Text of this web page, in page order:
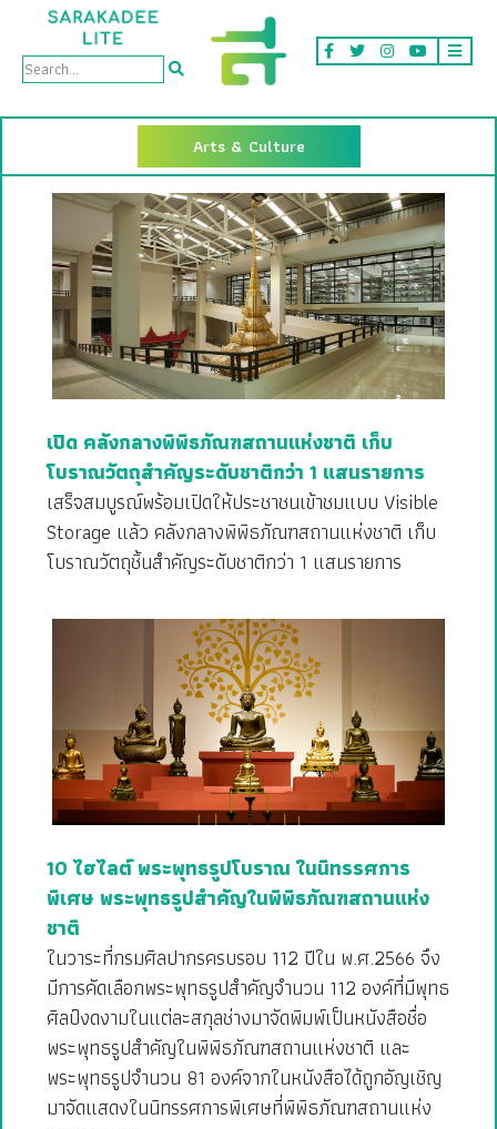
Arts & Culture
เปิด คลังกลางพิพิธภัณฑสถานแห่งชาติ เก็บ
โบราณวัตถุสำคัญระดับชาติกว่า 1 แสนรายการ
เสร็จสมบูรณ์พร้อมเปิดให้ประชาชนเข้าชมแบบ Visible
Storage แล้ว คลังกลางพิพิธภัณฑสถานแห่งชาติ เก็บ
โบราณวัตถุชิ้นสำคัญระดับชาติกว่า 1 แสนรายการ
10 ไฮไลต์ พระพุทธรูปโบราณ ในนิทรรศการ
พิเศษ พระพุทธรูปสำคัญในพิพิธภัณฑสถานแห่ง
ชาติ
ในวาระที่กรมศิลปากรครบรอบ 112 ปีใน พ.ศ.2566 จึง
มีการคัดเลือกพระพุทธรูปสำคัญจำนวน 112 องค์ที่มีพุทธ
ศิลป์งดงามในแต่ละสกุลช่างมาจัดพิมพ์เป็นหนังสือชื่อ
พระพุทธรูปสำคัญในพิพิธภัณฑสถานแห่งชาติ และ
พระพุทธรูปจำนวน 81 องค์จากในหนังสือได้ถูกอัญเชิญ
มาจัดแสดงในนิทรรศการพิเศษที่พิพิธภัณฑสถานแห่ง